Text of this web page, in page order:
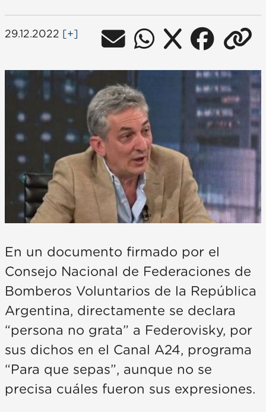
29.12.2022 [+]
En un documento firmado por el
Consejo Nacional de Federaciones de
Bomberos Voluntarios de la República
Argentina, directamente se declara
“persona no grata” a Federovisky, por
sus dichos en el Canal A24, programa
“Para que sepas”, aunque no se
precisa cuáles fueron sus expresiones.